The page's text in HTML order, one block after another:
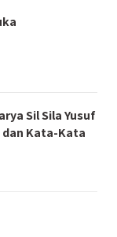
Sil Sila Yusuf
Kata-Kata